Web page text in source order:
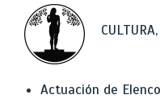
Actuación de